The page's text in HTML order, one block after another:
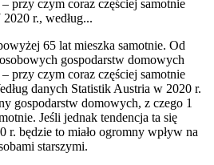
przy czym coraz częściej samotnie
r., według...
65 lat mieszka samotnie. Od
gospodarstw domowych
przy czym coraz częściej samotnie
danych Statistik Austria w 2020 r.
gospodarstw domowych, z czego 1
Jeśli jednak tendencja ta się
r. będzie to miało ogromny wpływ na
starszymi.